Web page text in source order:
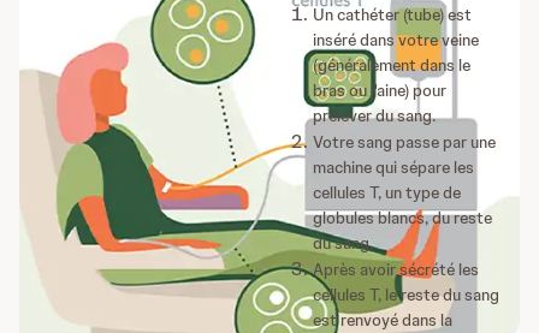
Un cathéter (tube) est
inséré dans votre veine
(généralement dans le
bras ou l'aine) pour
prélever du sang.
Votre sang passe par une
machine qui sépare les
cellules T, un type de
globules blancs, du reste
du sang.
Après avoir sécrété les
cellules T, le reste du sang
est renvoyé dans la